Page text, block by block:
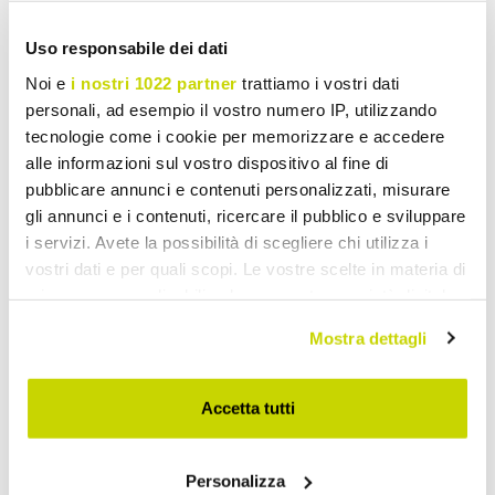
Uso responsabile dei dati
Noi e i nostri 1022 partner trattiamo i vostri dati
personali, ad esempio il vostro numero IP, utilizzando
tecnologie come i cookie per memorizzare e accedere
alle informazioni sul vostro dispositivo al fine di
pubblicare annunci e contenuti personalizzati, misurare
gli annunci e i contenuti, ricercare il pubblico e sviluppare
i servizi. Avete la possibilità di scegliere chi utilizza i
vostri dati e per quali scopi. Le vostre scelte in materia di
modificare o revocare il proprio consenso in qualsiasi
momento dalla Dichiarazione sui cookie o facendo clic
sull'icona di attivazione della privacy.
raccogliere informazioni sulla tua posizione
Mostra dettagli
Accetta tutti
Personalizza
Modern Design Bookcases